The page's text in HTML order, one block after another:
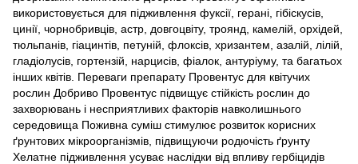
використовується для підживлення фуксії, герані, гібіскусів,
цинії, чорнобривців, астр, довгоцвіту, троянд, камелій, орхідей,
тюльпанів, гіацинтів, петуній, флоксів, хризантем, азалій, лілій,
гладіолусів, гортензій, нарцисів, фіалок, антуріуму, та багатьох
інших квітів. Переваги препарату Провентус для квітучих
рослин Добриво Провентус підвищує стійкість рослин до
захворювань і несприятливих факторів навколишнього
середовища Поживна суміш стимулює розвиток корисних
ґрунтових мікроорганізмів, підвищуючи родючість ґрунту
Хелатне підживлення усуває наслідки від впливу гербіцидів